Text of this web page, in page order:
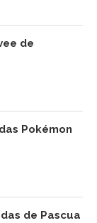
de
Pokémon
de Pascua